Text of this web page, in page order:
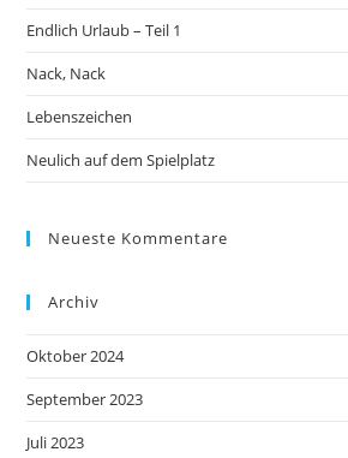
Endlich Urlaub – Teil 1
Nack, Nack
Lebenszeichen
Neulich auf dem Spielplatz
Neueste Kommentare
Archiv
Oktober 2024
September 2023
Juli 2023